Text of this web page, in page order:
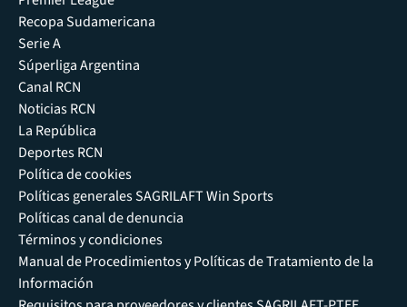
Recopa Sudamericana
Serie A
Súperliga Argentina
Canal RCN
Noticias RCN
La República
Deportes RCN
Política de cookies
Políticas generales SAGRILAFT Win Sports
Políticas canal de denuncia
Términos y condiciones
Manual de Procedimientos y Políticas de Tratamiento de la
Información